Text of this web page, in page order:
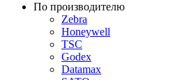
По производителю
Zebra
Honeywell
TSC
Godex
Datamax